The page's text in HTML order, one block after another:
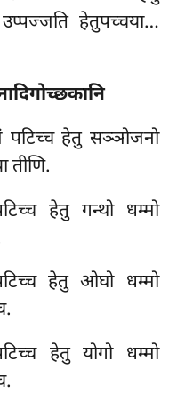
हेतुपच्चया…
पटिच्च हेतु सञ्ञोजनो
तीणि.
हेतु गन्थो धम्मो
हेतु ओघो धम्मो
हेतु योगो धम्मो